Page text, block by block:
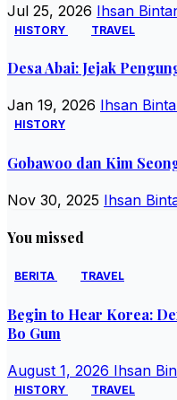
Jul 25, 2026 Ihsan
HISTORY TRAVEL
Desa Abai: Jejak
Jan 19, 2026 Ihsan
HISTORY
Gobawoo dan Kim
Nov 30, 2025 Ihsan
You missed
BERITA TRAVEL
Begin to Hear Korea:
Bo Gum
August 1, 2026 Ihsan
HISTORY TRAVEL